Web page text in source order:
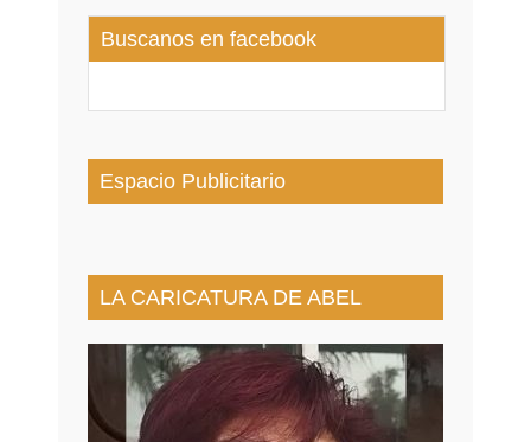
Buscanos en facebook
Espacio Publicitario
LA CARICATURA DE ABEL